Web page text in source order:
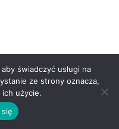
świadczyć usługi na
ze strony oznacza,
ich użycie.